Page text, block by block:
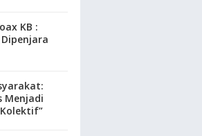
KB :
Menjadi